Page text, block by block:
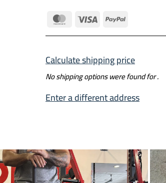
MasterCard
Visa PayPal
Calculate shipping price
No shipping options were found for.
Enter a different address